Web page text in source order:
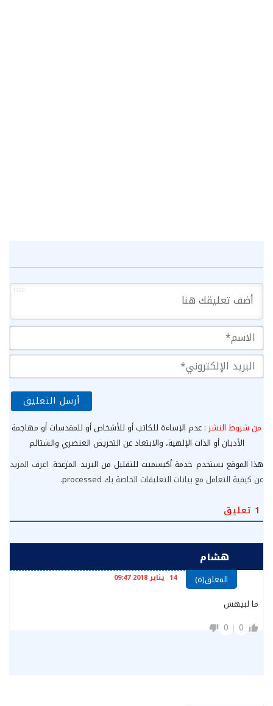
1000
من شروط النشر: عدم الإساءة للكاتب أو للأشخاص أو للمقدسات أو مهاجمة
الأديان أو الذات الإلهية، والابتعاد عن التحريض العنصري والشتائم
هذا الموقع يستخدم خدمة أكيسميت للتقليل من البريد المزعجة. اعرف المزيد
عن كيفية التعامل مع بيانات التعليقات الخاصة بك processed
.
1 تعليق
هشام
المعلق(ة) 14 يناير 2018 09:47
ما لبيهش
0
0